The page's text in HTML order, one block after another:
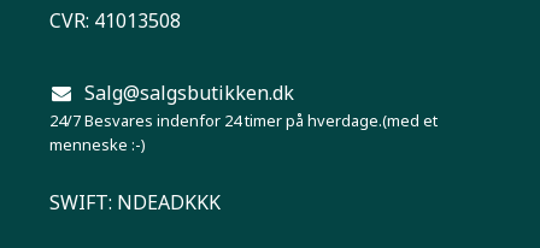
CVR: 41013508
Salg@salgsbutikken.dk
24/7 Besvares indenfor 24 timer på hverdage.(med et
menneske :-)
SWIFT: NDEADKKK